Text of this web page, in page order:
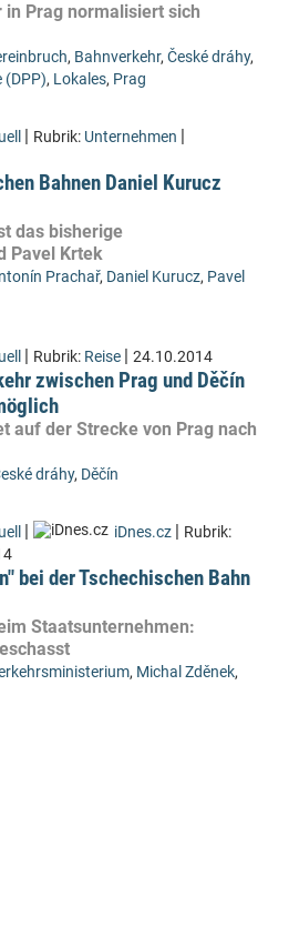
Prag normalisiert sich
, Bahnverkehr, České dráhy,
(DPP), Lokales, Prag
| Rubrik: Unternehmen |
Bahnen Daniel Kurucz
das bisherige
Pavel Krtek
Prachař, Daniel Kurucz, Pavel
| Rubrik: Reise | 24.10.2014
zwischen Prag und Děčín
auf der Strecke von Prag nach
dráhy, Děčín
| iDnes.cz | Rubrik:
bei der Tschechischen Bahn
Staatsunternehmen:
, Michal Zděnek,